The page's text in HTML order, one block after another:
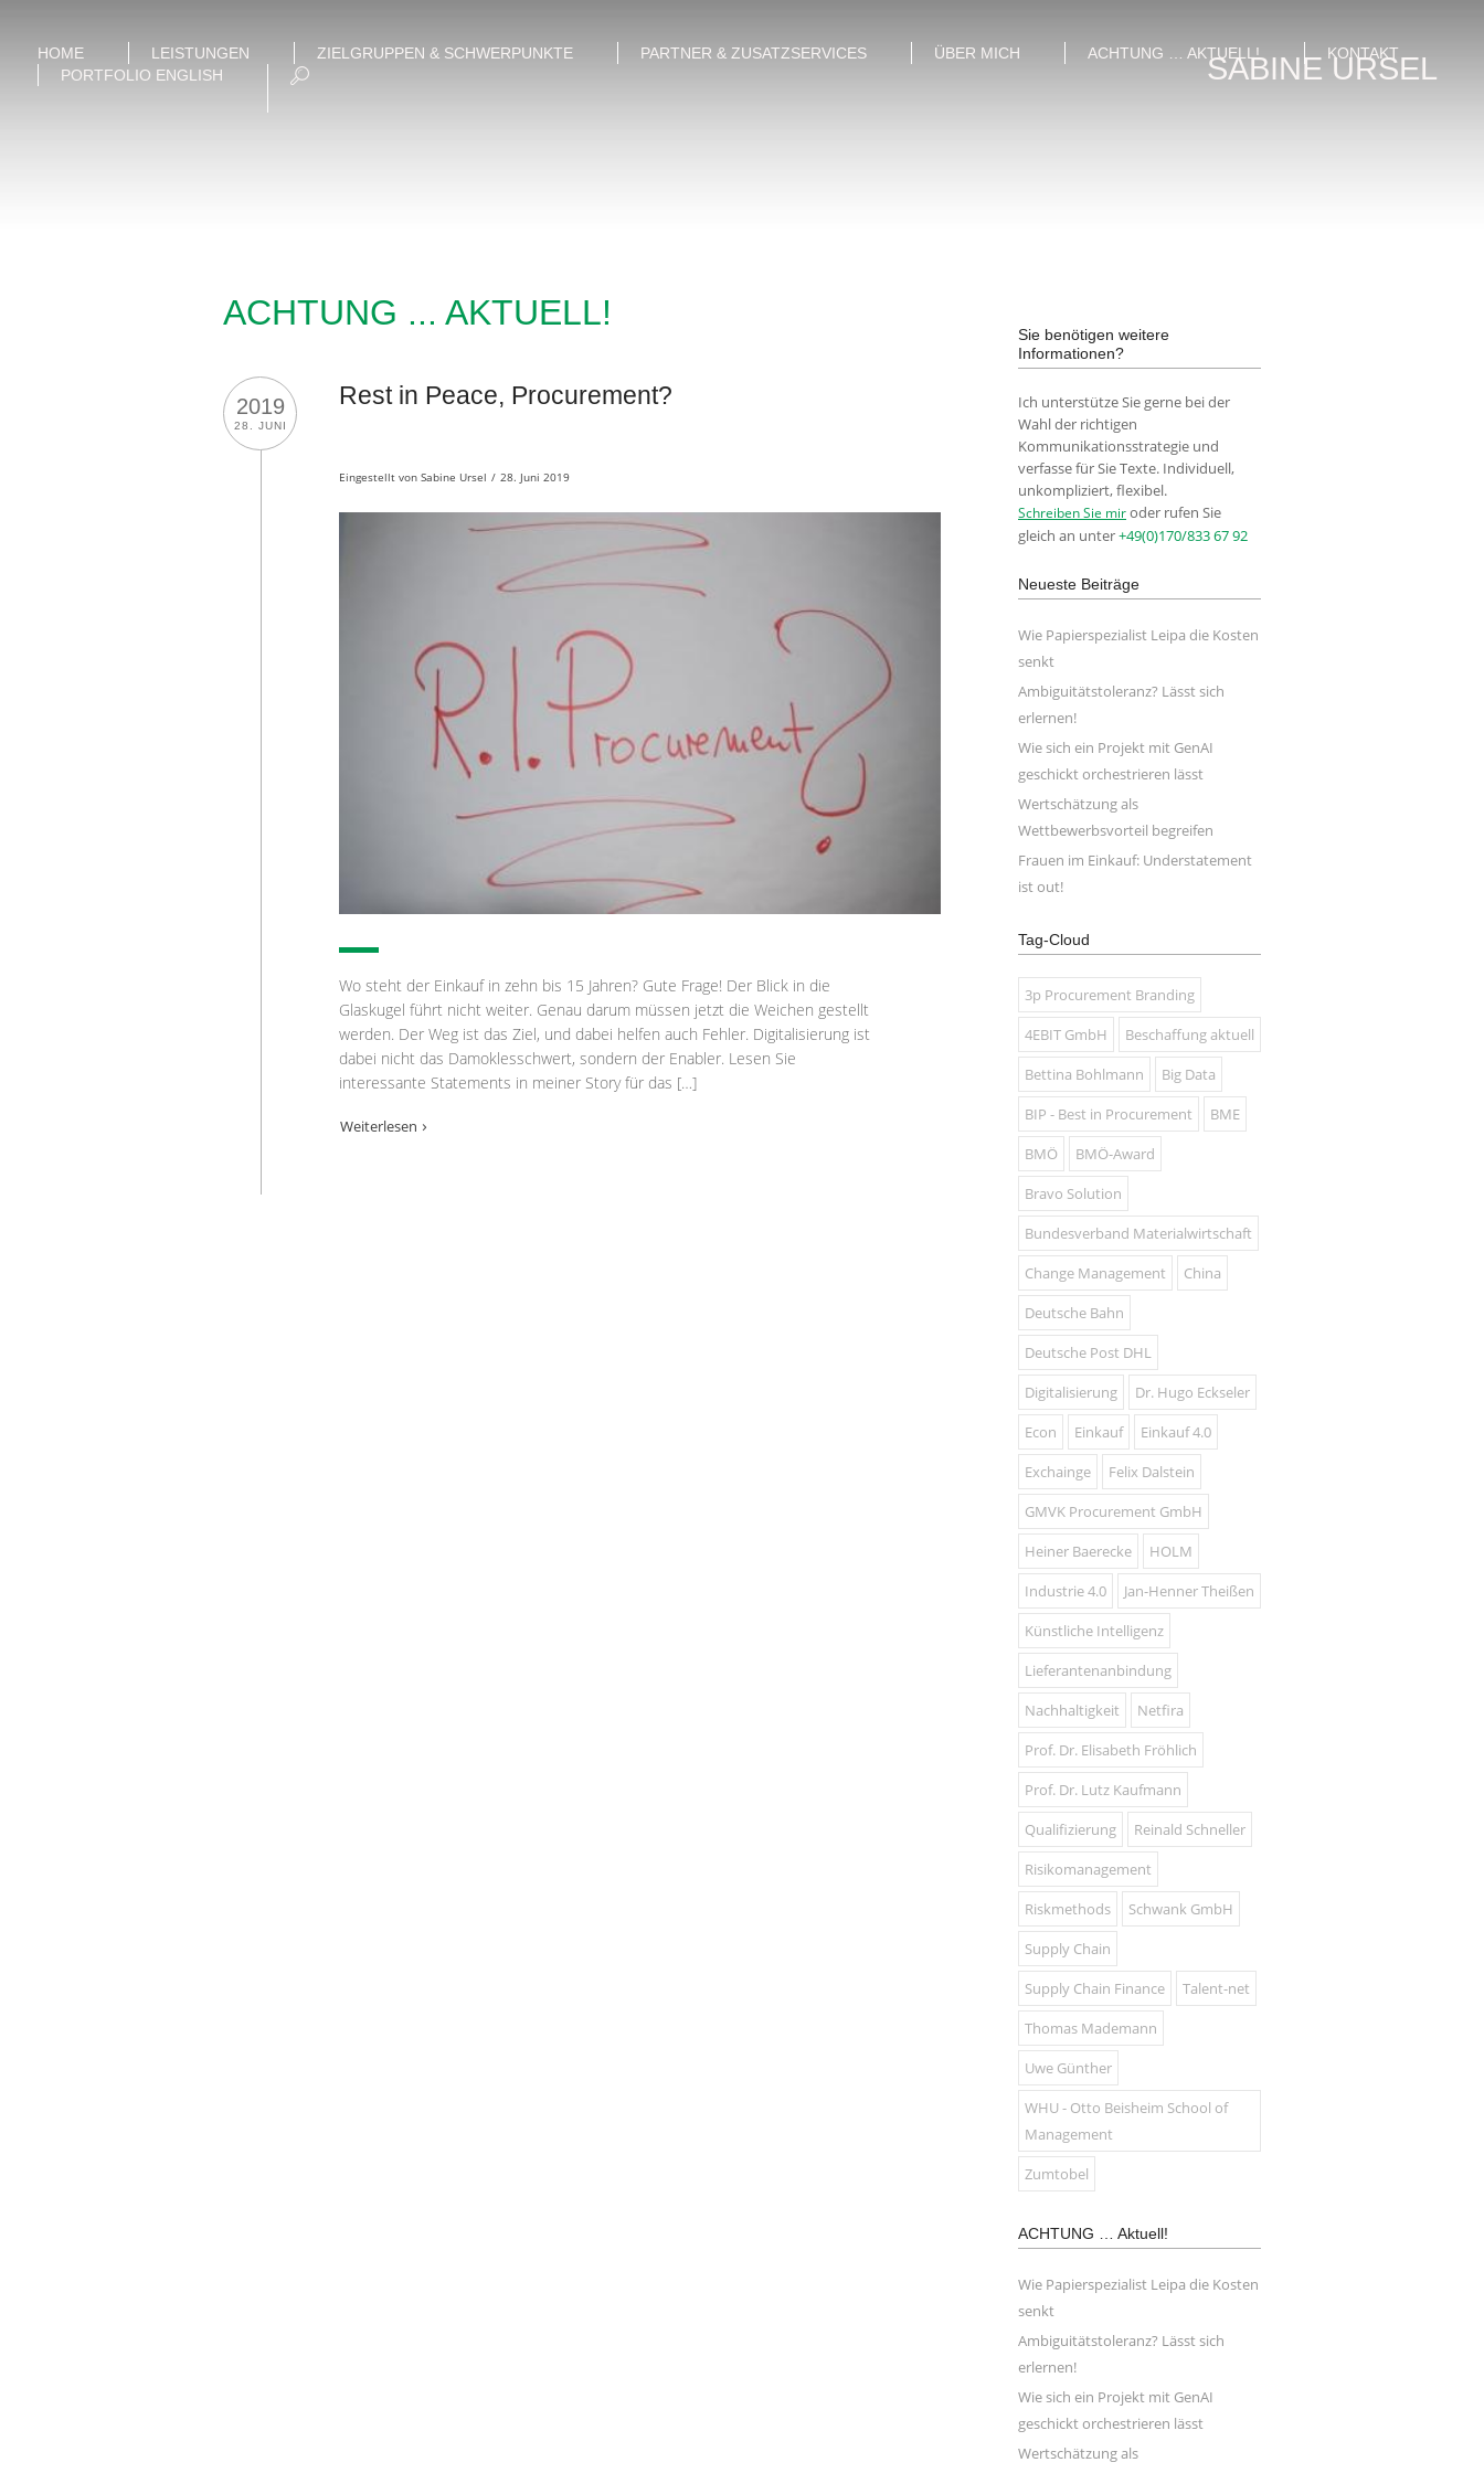
SABINE URSEL
HOME LEISTUNGEN ZIELGRUPPEN & SCHWERPUNKTE PARTNER & ZUSATZSERVICES ÜBER MICH ACHTUNG … AKTUELL!
KONTAKT
PORTFOLIO ENGLISH
ACHTUNG ... AKTUELL!
2019
28. JUNI
Rest in Peace, Procurement?
Eingestellt von Sabine Ursel / 28. Juni 2019
Wo steht der Einkauf in zehn bis 15 Jahren? Gute Frage! Der Blick in die
Glaskugel führt nicht weiter. Genau darum müssen jetzt die Weichen gestellt
werden. Der Weg ist das Ziel, und dabei helfen auch Fehler. Digitalisierung ist
dabei nicht das Damoklesschwert, sondern der Enabler. Lesen Sie
interessante Statements in meiner Story für das […]
Weiterlesen
Sie benötigen weitere
Informationen?
Ich unterstütze Sie gerne bei der
Wahl der richtigen
Kommunikationsstrategie und
verfasse für Sie Texte. Individuell,
unkompliziert, flexibel.
Schreiben Sie miroder rufen Sie
gleich an unter+49(0)170/833 67 92
Neueste Beiträge
Wie Papierspezialist Leipa die Kosten
senkt
Ambiguitätstoleranz? Lässt sich
erlernen!
Wie sich ein Projekt mit GenAI
geschickt orchestrieren lässt
Wertschätzung als
Wettbewerbsvorteil begreifen
Frauen im Einkauf: Understatement
ist out!
Tag-Cloud
3p Procurement Branding
4EBIT GmbH
Beschaffung aktuell
Bettina Bohlmann
Big Data
BIP - Best in Procurement
BME
BMÖ
BMÖ-Award
Bravo Solution
Bundesverband Materialwirtschaft
Change Management
China
Deutsche Bahn
Deutsche Post DHL
Digitalisierung
Dr. Hugo Eckseler
Econ
Einkauf
Einkauf 4.0
Exchainge
Felix Dalstein
GMVK Procurement GmbH
Heiner Baerecke
HOLM
Industrie 4.0
Jan-Henner Theißen
Künstliche Intelligenz
Lieferantenanbindung
Nachhaltigkeit
Netfira
Prof. Dr. Elisabeth Fröhlich
Prof. Dr. Lutz Kaufmann
Qualifizierung
Reinald Schneller
Risikomanagement
Riskmethods
Schwank GmbH
Supply Chain
Supply Chain Finance
Talent-net
Thomas Mademann
Uwe Günther
WHU - Otto Beisheim School of
Management
Zumtobel
ACHTUNG … Aktuell!
Wie Papierspezialist Leipa die Kosten
senkt
Ambiguitätstoleranz? Lässt sich
erlernen!
Wie sich ein Projekt mit GenAI
geschickt orchestrieren lässt
Wertschätzung als